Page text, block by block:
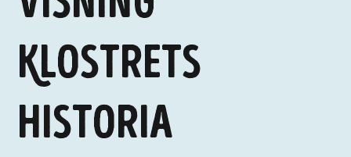
Klostrets
historia